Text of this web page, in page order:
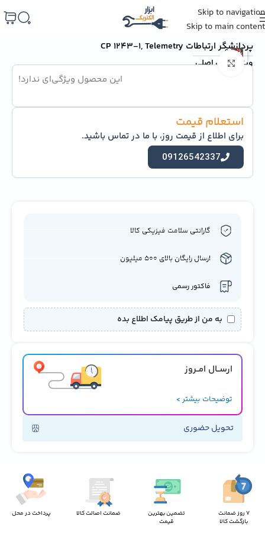
Skip to navigation
Skip to main content
خانه/اتوماسیون صنعتی
پردازشگر ارتباطات CP 1243-1, Telemetry
ویژگی‌های اصلی
این محصول ویژگی‌ای ندارد!
استعلام قیمت
برای اطلاع از قیمت روز، با ما در تماس باشید.
09126542337
برای بزرگنمایی کلیک کنید
گارانتی سلامت فیزیکی کالا
ارسال رایگان بالای 500 میلیون
فاکتور رسمی
به من از طریق پیامک اطلاع بده
ارســال امــروز
توضیحات بیشتر >
تحویل حضوری
7 روز ضمانت
بازگشت کالا
تضمین بهترین
قیمت
ضمانت اصالت کالا پرداخت در محل